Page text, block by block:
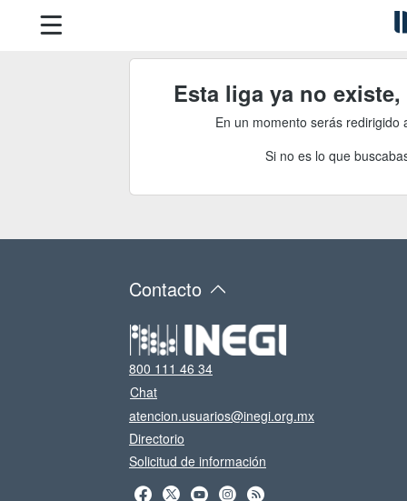
Esta liga ya no
En un momento serás
Si no es lo que
Contacto
800 111 46 34
Chat
atencion.usuarios@inegi.org.mx
Directorio
Solicitud de información